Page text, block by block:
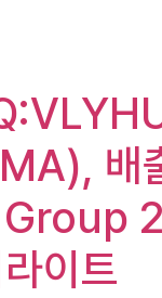
배
2
이트